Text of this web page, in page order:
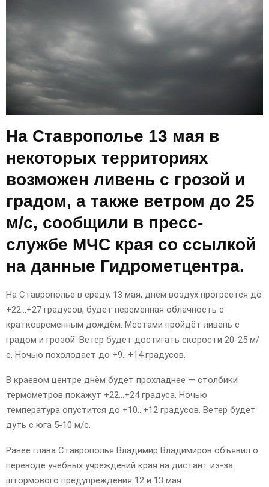
На Ставрополье 13 мая в
некоторых территориях
возможен ливень с грозой и
градом, а также ветром до 25
м/с, сообщили в пресс-
службе МЧС края со ссылкой
на данные Гидрометцентра.
На Ставрополье в среду, 13 мая, днём воздух прогреется до
+22…+27 градусов, будет переменная облачность с
кратковременным дождём. Местами пройдёт ливень с
градом и грозой. Ветер будет достигать скорости 20-25 м/
с. Ночью похолодает до +9…+14 градусов.
В краевом центре днём будет прохладнее — столбики
термометров покажут +22…+24 градуса. Ночью
температура опустится до +10…+12 градусов. Ветер будет
дуть с юга 5-10 м/с.
Ранее глава Ставрополья Владимир Владимиров объявил о
переводе учебных учреждений края на дистант из-за
штормового предупреждения 12 и 13 мая.